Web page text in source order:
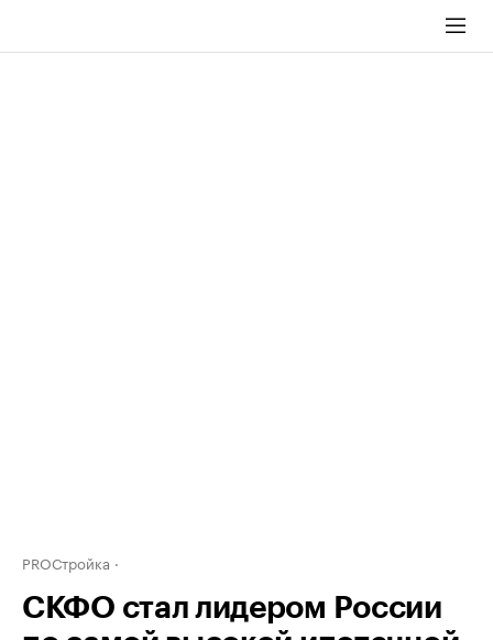
PROСтройка
СКФО стал лидером России